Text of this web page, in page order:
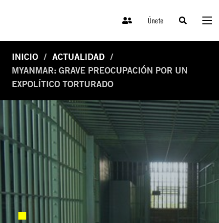
Únete
INICIO
ACTUALIDAD
MYANMAR: GRAVE PREOCUPACIÓN POR UN
EXPOLÍTICO TORTURADO